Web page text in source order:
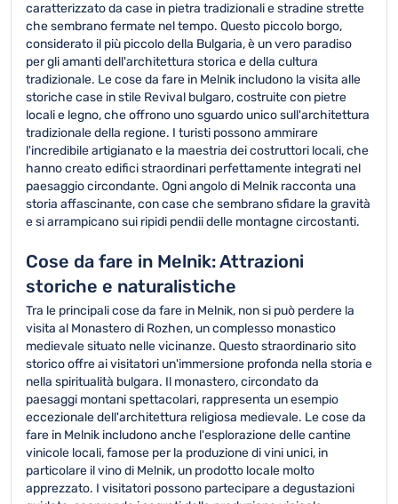
caratterizzato da case in pietra tradizionali e stradine strette
che sembrano fermate nel tempo. Questo piccolo borgo,
considerato il più piccolo della Bulgaria, è un vero paradiso
per gli amanti dell'architettura storica e della cultura
tradizionale. Le cose da fare in Melnik includono la visita alle
storiche case in stile Revival bulgaro, costruite con pietre
locali e legno, che offrono uno sguardo unico sull'architettura
tradizionale della regione. I turisti possono ammirare
l'incredibile artigianato e la maestria dei costruttori locali, che
hanno creato edifici straordinari perfettamente integrati nel
paesaggio circondante. Ogni angolo di Melnik racconta una
storia affascinante, con case che sembrano sfidare la gravità
e si arrampicano sui ripidi pendii delle montagne circostanti.
Cose da fare in Melnik: Attrazioni
storiche e naturalistiche
Tra le principali cose da fare in Melnik, non si può perdere la
visita al Monastero di Rozhen, un complesso monastico
medievale situato nelle vicinanze. Questo straordinario sito
storico offre ai visitatori un'immersione profonda nella storia e
nella spiritualità bulgara. Il monastero, circondato da
paesaggi montani spettacolari, rappresenta un esempio
eccezionale dell'architettura religiosa medievale. Le cose da
fare in Melnik includono anche l'esplorazione delle cantine
vinicole locali, famose per la produzione di vini unici, in
particolare il vino di Melnik, un prodotto locale molto
apprezzato. I visitatori possono partecipare a degustazioni